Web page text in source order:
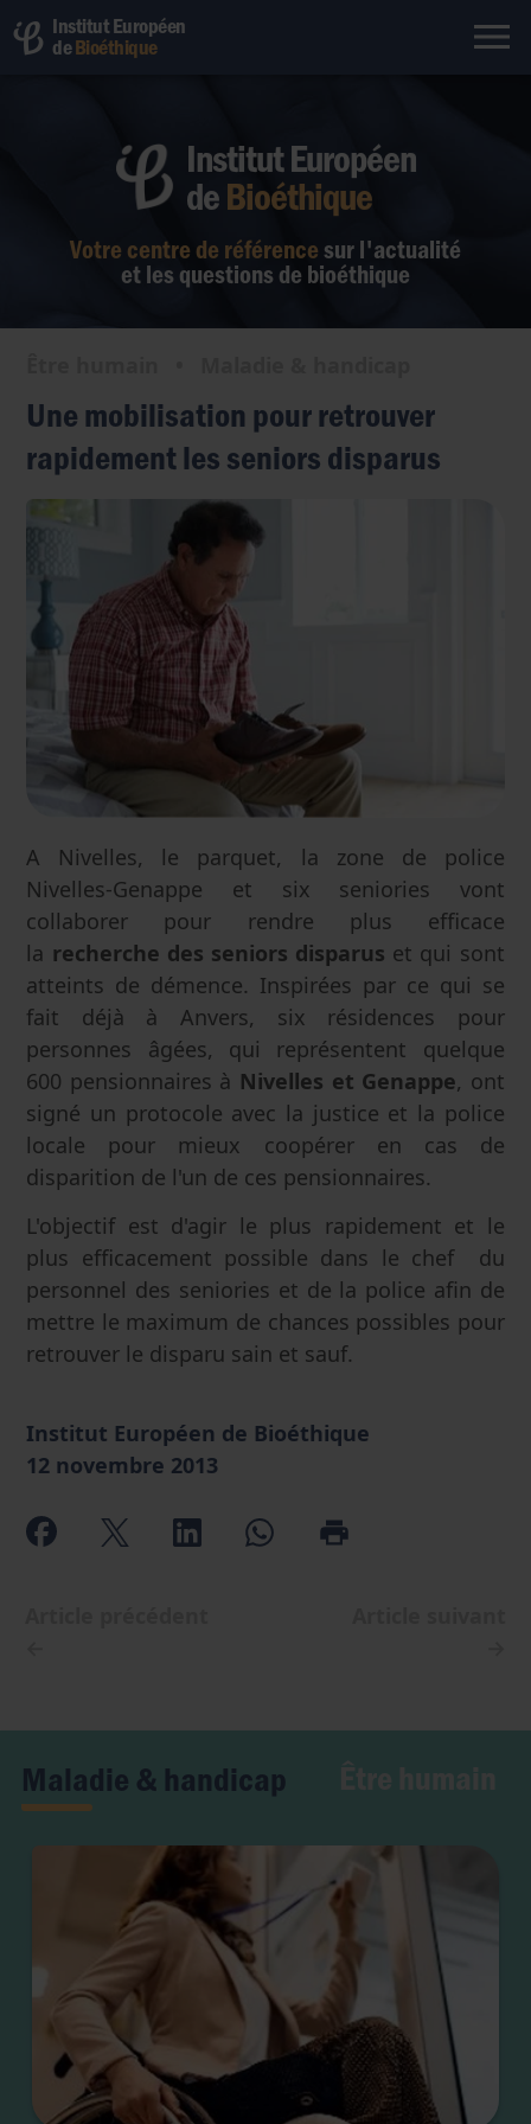
Institut Européen
deBioéthique
Votre centre de référence sur l'actualité
et les questions de bioéthique
Institut Européen
deBioéthique
Une mobilisation pour retrouver
rapidement les seniors disparus
A Nivelles, le parquet, la zone de police
Nivelles-Genappe et six seniories vont
collaborer pour rendre plus efficace
la recherche des seniors disparus et qui sont
atteints de démence. Inspirées par ce qui se
fait déjà à Anvers, six résidences pour
personnes âgées, qui représentent quelque
600 pensionnaires à Nivelles et Genappe, ont
signé un protocole avec la justice et la police
locale pour mieux coopérer en cas de
disparition de l'un de ces pensionnaires.
L'objectif est d'agir le plus rapidement et le
plus efficacement possible dans le chef du
personnel des seniories et de la police afin de
mettre le maximum de chances possibles pour
retrouver le disparu sain et sauf.
Institut Européen de Bioéthique
12 novembre 2013
Maladie & handicap